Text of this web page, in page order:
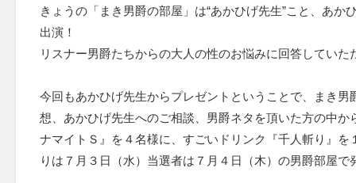
きょうの「まき男爵の部屋」は“あかひげ先生”こと、あか
出演！
リスナー男爵たちからの大人の性のお悩みに回答していた
今回もあかひげ先生からプレゼントということで、まき
想、あかひげ先生へのご相談、男爵ネタを頂いた方の中
ナマイトＳ』を４名様に、すごいドリンク『千人斬り』
りは７月３日（水）当選者は７月４日（木）の男爵部屋で